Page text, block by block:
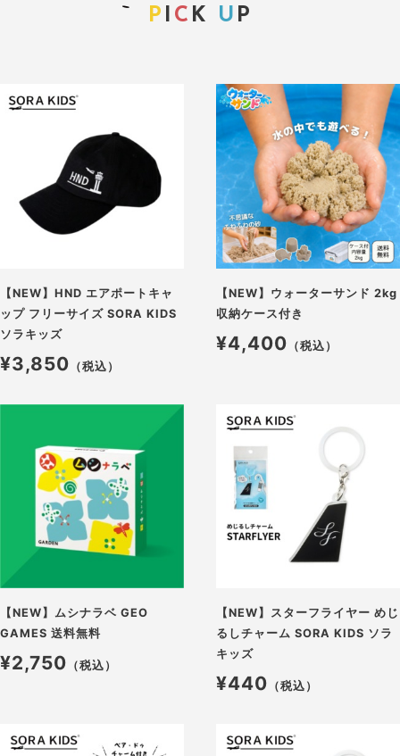
P I C K U P
【NEW】HND エアポートキャ
ップ フリーサイズ SORA KIDS
ソラキッズ
¥3,850 （税込）
【NEW】ウォーターサンド 2kg
収納ケース付き
¥4,400 （税込）
【NEW】ムシナラベ GEO
GAMES 送料無料
¥2,750 （税込）
【NEW】スターフライヤー めじ
るしチャーム SORA KIDS ソラ
キッズ
¥440 （税込）